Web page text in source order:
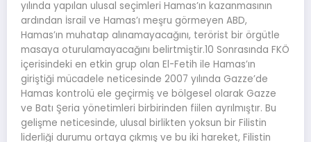
yılında yapılan ulusal seçimleri Hamas’ın kazanmasının
ardından İsrail ve Hamas’ı meşru görmeyen ABD,
Hamas’ın muhatap alınamayacağını, terörist bir örgütle
masaya oturulamayacağını belirtmiştir.10 Sonrasında FKÖ
içerisindeki en etkin grup olan El-Fetih ile Hamas’ın
giriştiği mücadele neticesinde 2007 yılında Gazze’de
Hamas kontrolü ele geçirmiş ve bölgesel olarak Gazze
ve Batı Şeria yönetimleri birbirinden fiilen ayrılmıştır. Bu
gelişme neticesinde, ulusal birlikten yoksun bir Filistin
liderliği durumu ortaya çıkmış ve bu iki hareket, Filistin